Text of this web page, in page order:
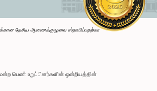
தேசிய ஆணைக்குழுவை ஸ்தாபிப்பதற்கா
பெண் உறுப்பினர்களின் ஒன்றியத்தின்